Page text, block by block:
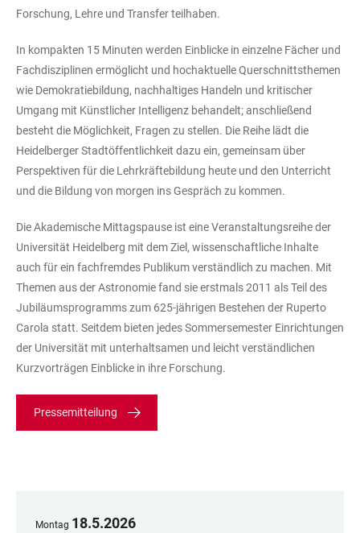
Forschung, Lehre und Transfer teilhaben.
In kompakten 15 Minuten werden Einblicke in einzelne Fächer und
Fachdisziplinen ermöglicht und hochaktuelle Querschnittsthemen
wie Demokratiebildung, nachhaltiges Handeln und kritischer
Umgang mit Künstlicher Intelligenz behandelt; anschließend
besteht die Möglichkeit, Fragen zu stellen. Die Reihe lädt die
Heidelberger Stadtöffentlichkeit dazu ein, gemeinsam über
Perspektiven für die Lehrkräftebildung heute und den Unterricht
und die Bildung von morgen ins Gespräch zu kommen.
Die Akademische Mittagspause ist eine Veranstaltungsreihe der
Universität Heidelberg mit dem Ziel, wissenschaftliche Inhalte
auch für ein fachfremdes Publikum verständlich zu machen. Mit
Themen aus der Astronomie fand sie erstmals 2011 als Teil des
Jubiläumsprogramms zum 625-jährigen Bestehen der Ruperto
Carola statt. Seitdem bieten jedes Sommersemester Einrichtungen
der Universität mit unterhaltsamen und leicht verständlichen
Kurzvorträgen Einblicke in ihre Forschung.
Pressemitteilung
Montag 18.5.2026